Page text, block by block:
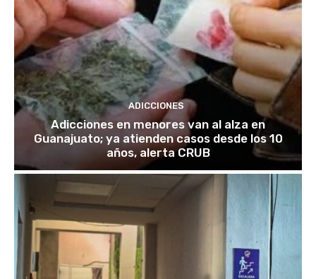
ADICCIONES
Adicciones en menores van al alza en
Guanajuato; ya atienden casos desde los 10
años, alerta CRUB